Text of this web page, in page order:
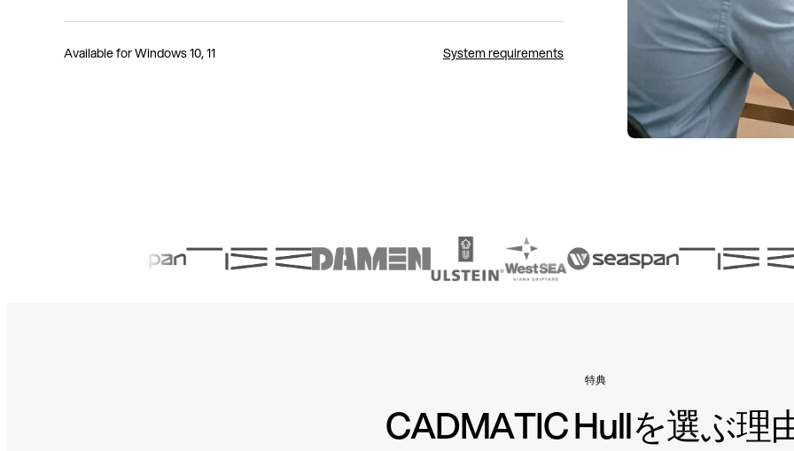
Available forWindows 10, 11 System requirements
特典
CADMATIC Hullを選ぶ理